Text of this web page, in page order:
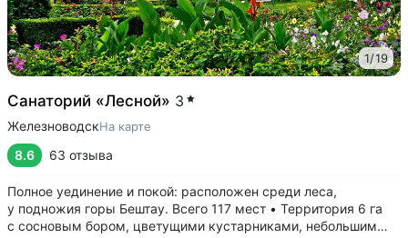
1/19
Санаторий «Лесной» 3
ЖелезноводскНа карте
8.6 63 отзыва
Полное уединение и покой: расположен среди леса,
у подножия горы Бештау. Всего 117 мест • Территория 6 га
с сосновым бором, цветущими кустарниками, небольшим